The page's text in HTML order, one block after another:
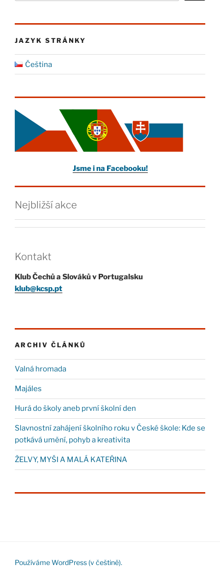
JAZYK STRÁNKY
Čeština
Jsme i na Facebooku!
Nejbližší akce
Kontakt
Klub Čechů a Slováků v Portugalsku
klub@kcsp.pt
ARCHIV ČLÁNKŮ
Valná hromada
Majáles
Hurá do školy aneb první školní den
Slavnostní zahájení školního roku v České škole: Kde se
potkává umění, pohyb a kreativita
ŽELVY, MYŠI A MALÁ KATEŘINA
Používáme WordPress (v češtině).